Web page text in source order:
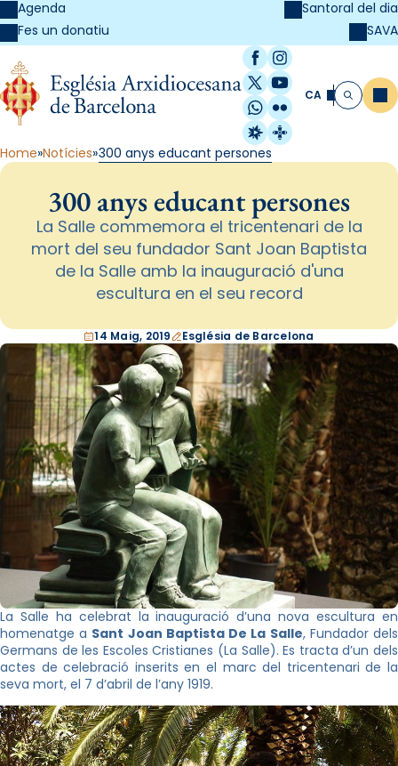
Agenda
Fes un donatiu
Santoral del dia
SAVA
Facebook
Instagram
X / Twitter
YouTube
WhatsApp
Flickr
Radio Estel
Catalunya
CA Cerca
Home Notícies 300 anys educant persones
300 anys educant persones
La Salle commemora el tricentenari de la
mort del seu fundador Sant Joan Baptista
de la Salle amb la inauguració d'una
escultura en el seu record
14 Maig, 2019 Església de Barcelona
La Salle ha celebrat la inauguració d’una nova escultura en
homenatge a Sant Joan Baptista De La Salle, Fundador dels
Germans de les Escoles Cristianes (La Salle). Es tracta d’un dels
actes de celebració inserits en el marc del tricentenari de la
seva mort, el 7 d’abril de l’any 1919.